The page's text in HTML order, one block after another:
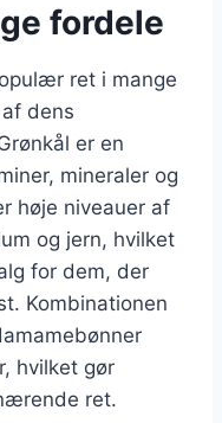
fordele
ret i mange
dens
er en
mineraler og
høje niveauer af
og jern, hvilket
for dem, der
Kombinationen
hvilket gør
ret.